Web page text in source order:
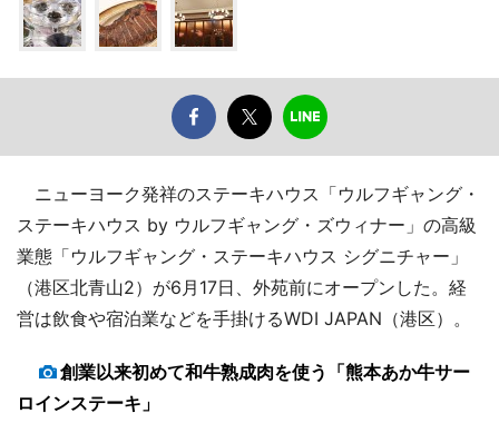
ニューヨーク発祥のステーキハウス「ウルフギャング・
ステーキハウス by ウルフギャング・ズウィナー」の高級
業態「ウルフギャング・ステーキハウス シグニチャー」
（港区北青山2）が6月17日、外苑前にオープンした。経
営は飲食や宿泊業などを手掛けるWDI JAPAN（港区）。
創業以来初めて和牛熟成肉を使う「熊本あか牛サー
ロインステーキ」